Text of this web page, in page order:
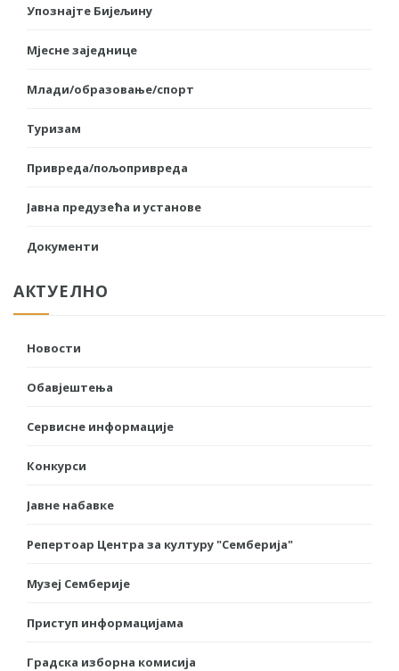
Упознајте Бијељину
Мјесне заједнице
Млади/образовање/спорт
Туризам
Привреда/пољопривреда
Јавна предузећа и установе
Документи
АКТУЕЛНО
Новости
Обавјештења
Сервисне информације
Конкурси
Јавне набавке
Репертоар Центра за културу "Семберија"
Музеј Семберије
Приступ информацијама
Градска изборна комисија